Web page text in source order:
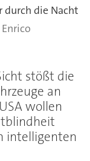
durch die Nacht
stößt die
an
wollen
intelligenten